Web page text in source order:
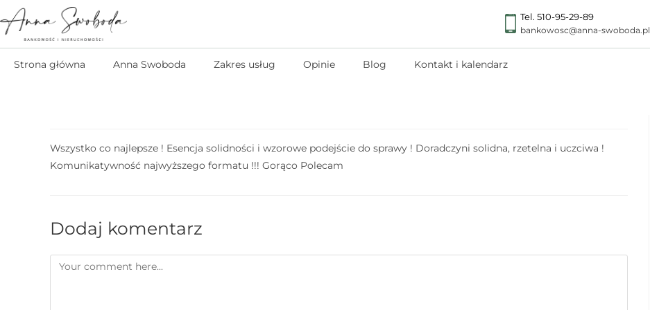
Tel. 510-95-29-89
bankowosc@anna-swoboda.pl
Strona główna Anna Swoboda Zakres usług Opinie Blog Kontakt i kalendarz
Wszystko co najlepsze ! Esencja solidności i wzorowe podejście do sprawy ! Doradczyni solidna, rzetelna i uczciwa !
Komunikatywność najwyższego formatu !!! Gorąco Polecam
Dodaj komentarz